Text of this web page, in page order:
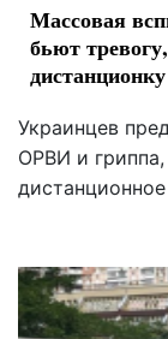
Массовая
бьют
дистанционку
Украинцев
ОРВИ и